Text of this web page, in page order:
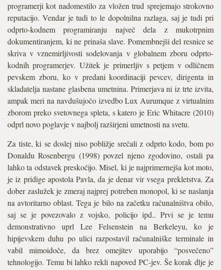
programerji kot nadomestilo za vložen trud sprejemajo strokovno
reputacijo. Vendar je tudi to le dopolnilna razlaga, saj je tudi pri
odprto-kodnem programiranju največ dela z mukotrpnim
dokumentiranjem, ki ne prinaša slave. Pomembnejši del resnice se
skriva v vznemirljivosti sodelovanja v globalnem zboru odprto-
kodnih programerjev. Užitek je primerljiv s petjem v odličnem
pevskem zboru, ko v predani koordinaciji pevcev, dirigenta in
skladatelja nastane glasbena umetnina. Primerjava ni iz trte izvita,
ampak meri na navdušujočo izvedbo Lux Aurumque z virtualnim
zborom preko svetovnega spleta, s katero je Eric Whitacre (2010)
odprl novo poglavje v najbolj razširjeni umetnosti na svetu.
Za tiste, ki se doslej niso pobližje srečali z odprto kodo, bom po
Donaldu Rosenbergu (1998) povzel njeno zgodovino, ostali pa
lahko ta odstavek preskočijo. Misel, ki je najprimernejša kot moto,
je iz pridige apostola Pavla, da je denar vir vsega prekletstva. Za
dober zaslužek je zmeraj najprej potreben monopol, ki se naslanja
na avtoritarno oblast. Tega je bilo na začetku računalništva obilo,
saj se je povezovalo z vojsko, policijo ipd.. Prvi se je temu
demonstrativno uprl Lee Felsenstein na Berkeleyu, ko je
hipijevskem duhu po ulici razpostavil računalniške terminale in
vabil mimoidoče, da brez omejitev uporabijo “posvečeno”
tehnologijo. Temu bi lahko rekli napoved PC-jev. Še korak dlje je